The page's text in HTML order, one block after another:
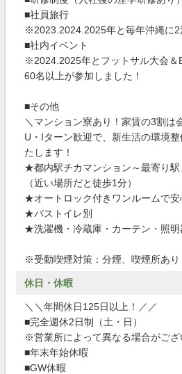
■社員旅行
※2023.2024.2025年と毎年沖縄に2
■社内イベント
※2024.2025年とフットサル大会＆
60名以上が参加しました！
■その他
＼マンション寮あり！家賃の3割は
U・Iターン歓迎で、新生活の環境
たします！
★都内駅チカマンション～最寄り駅
（近い場所だと徒歩1分）
★オートロック付きワンルームで安
★バストイレ別
★洗濯機・冷蔵庫・カーテン・照明
※受動喫煙対策：分煙、喫煙所あり
休日・休暇
＼＼年間休日125日以上！／／
■完全週休2日制（土・日）
※営業所によって異なる場合がござ
■年末年始休暇
■GW休暇